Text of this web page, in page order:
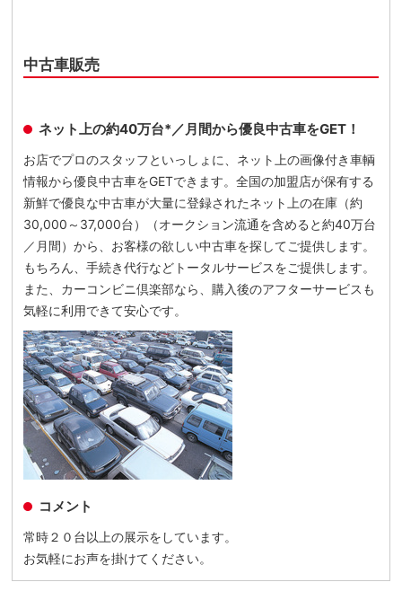
中古車販売
ネット上の約40万台*／月間から優良中古車をGET！
お店でプロのスタッフといっしょに、ネット上の画像付き車輌
情報から優良中古車をGETできます。全国の加盟店が保有する
新鮮で優良な中古車が大量に登録されたネット上の在庫（約
30,000～37,000台）（オークション流通を含めると約40万台
／月間）から、お客様の欲しい中古車を探してご提供します。
もちろん、手続き代行などトータルサービスをご提供します。
また、カーコンビニ倶楽部なら、購入後のアフターサービスも
気軽に利用できて安心です。
コメント
常時２０台以上の展示をしています。
お気軽にお声を掛けてください。